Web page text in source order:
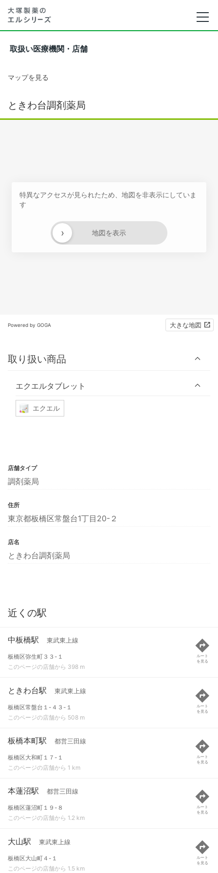
取扱い医療機関・店舗
マップを見る
ときわ台調剤薬局
特異なアクセスが見られたため、地図を非表示にしていま
す
地図を表示
›
Powered by GOGA 大きな地図
取り扱い商品
エクエルタブレット
エクエル
店舗タイプ
調剤薬局
住所
東京都板橋区常盤台1丁目20-２
店名
ときわ台調剤薬局
近くの駅
中板橋駅 東武東上線
板橋区弥生町３３-１
このページの店舗から 398 m
ルート
を見る
ときわ台駅 東武東上線
板橋区常盤台１-４３-１
このページの店舗から 508 m
ルート
を見る
板橋本町駅 都営三田線
板橋区大和町１７-１
このページの店舗から 1 km
ルート
を見る
本蓮沼駅 都営三田線
板橋区蓮沼町１９-８
このページの店舗から 1.2 km
ルート
を見る
大山駅 東武東上線
板橋区大山町４-１
このページの店舗から 1.5 km
ルート
を見る